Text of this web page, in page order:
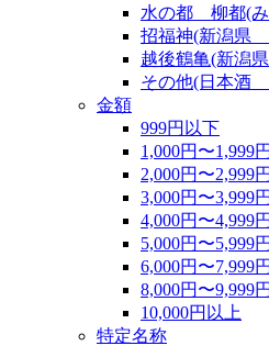
水の都 柳都(
招福神(新潟県
越後鶴亀(新潟
その他(日本酒
金額
999円以下
1,000円〜1,999円
2,000円〜2,999円
3,000円〜3,999円
4,000円〜4,999円
5,000円〜5,999円
6,000円〜7,999円
8,000円〜9,999円
10,000円以上
特定名称